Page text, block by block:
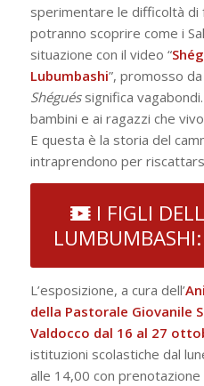
sperimentare le difficoltà
potranno scoprire come i
situazione con il video “
Lubumbashi”, promosso
Shéguéssignifica
bambini e ai ragazzi che
E questa è la storia del
intraprendono per
I FIGLI
L’esposizione, a cura dell’
della Pastorale Giovanile
Valdocco dal 16 al 27
istituzioni scolastiche dal
alle 14,00 con prenotazione